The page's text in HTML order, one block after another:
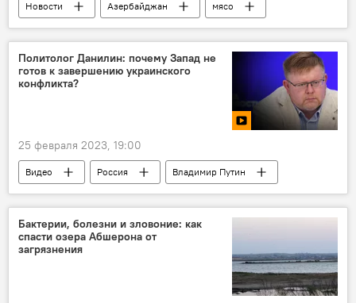
Новости Азербайджан
мясо
молоко
импорт
Карабах
Сельское хозяйство
возрождение
Политолог Данилин: почему Запад не
готов к завершению украинского
конфликта?
25 февраля 2023, 19:00
Видео Россия
Владимир Путин
Послание
Украина
конфликт
Джо Байден
Бактерии, болезни и зловоние: как
спасти озера Абшерона от
загрязнения